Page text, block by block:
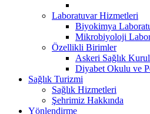
Laboratuvar Hizmetleri
Biyokimya
Mikrobiyoloji
Özellikli Birimler
Askeri Sağlık
Diyabet Okulu ve
Sağlık Turizmi
Sağlık Hizmetleri
Şehrimiz Hakkında
Yönlendirme